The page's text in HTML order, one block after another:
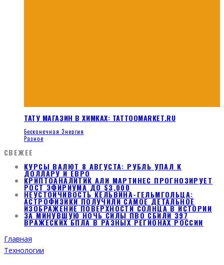
ТАТУ МАГАЗИН В ХИМКАХ: TATTOOMARKET.RU
Бесконечная Энергия
Разное
СВЕЖЕЕ
КУРСЫ ВАЛЮТ 8 АВГУСТА: РУБЛЬ УПАЛ К
ДОЛЛАРУ И ЕВРО
КРИПТОАНАЛИТИК АЛИ МАРТИНЕС ПРОГНОЗИРУЕТ
РОСТ ЭФИРИУМА ДО $3,000
НЕУСТОЙЧИВОСТЬ КЕЛЬВИНА-ГЕЛЬМГОЛЬЦА:
АСТРОФИЗИКИ ПОЛУЧИЛИ САМОЕ ДЕТАЛЬНОЕ
ИЗОБРАЖЕНИЕ ПОВЕРХНОСТИ СОЛНЦА В ИСТОРИИ
ЗА МИНУВШУЮ НОЧЬ СИЛЫ ПВО СБИЛИ 397
ВРАЖЕСКИХ БПЛА В РАЗНЫХ РЕГИОНАХ РОССИИ
Главная
Технологии